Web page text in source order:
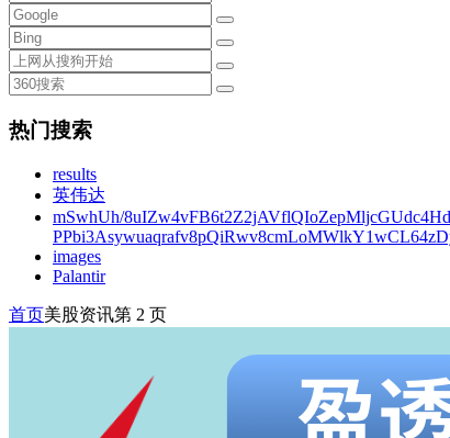
热门搜索
results
英伟达
mSwhUh/
images
Palantir
首页美股资讯第 2 页